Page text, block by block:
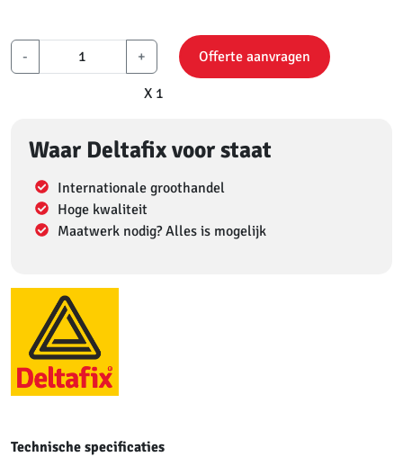
- +
X 1
Offerte aanvragen
Waar Deltafix voor staat
Internationale groothandel
Hoge kwaliteit
Maatwerk nodig? Alles is mogelijk
Technische specificaties